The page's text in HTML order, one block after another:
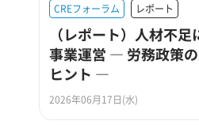
CREフォーラム レポート
（レポート）人材不
事業運営 ― 労務政策
ヒント ―
2026年06月17日(水)